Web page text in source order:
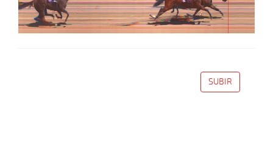
SUBIR